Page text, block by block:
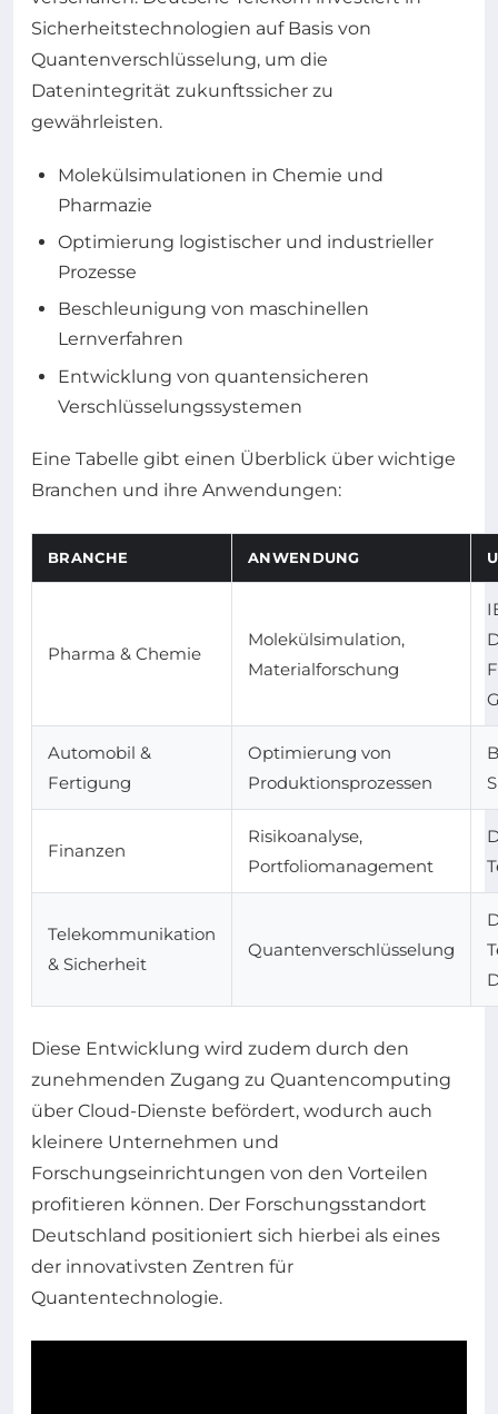
Sicherheitstechnologien auf Basis von
Quantenverschlüsselung, um die
Datenintegrität zukunftssicher zu
gewährleisten.
Molekülsimulationen in Chemie und
Pharmazie
Optimierung logistischer und industrieller
Prozesse
Beschleunigung von maschinellen
Lernverfahren
Entwicklung von quantensicheren
Verschlüsselungssystemen
Eine Tabelle gibt einen Überblick über wichtige
Branchen und ihre Anwendungen:
BRANCHE ANWENDUNG
Pharma & Chemie
Molekülsimulation,
Materialforschung
Automobil &
Fertigung
Optimierung von
Produktionsprozessen
Finanzen
Risikoanalyse,
Portfoliomanagement
Telekommunikation
& Sicherheit
Quantenverschlüsselung
Diese Entwicklung wird zudem durch den
zunehmenden Zugang zu Quantencomputing
über Cloud-Dienste befördert, wodurch auch
kleinere Unternehmen und
Forschungseinrichtungen von den Vorteilen
profitieren können. Der Forschungsstandort
Deutschland positioniert sich hierbei als eines
der innovativsten Zentren für
Quantentechnologie.